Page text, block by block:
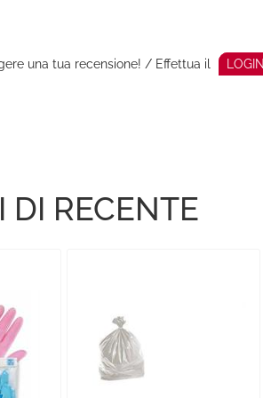
una tua recensione! / Effettua il
DI RECENTE